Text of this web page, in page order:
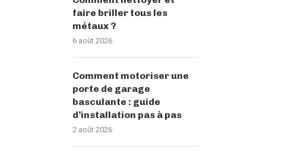
faire briller tous les
métaux ?
6 août 2026
Comment motoriser une
porte de garage
basculante : guide
d’installation pas à pas
2 août 2026